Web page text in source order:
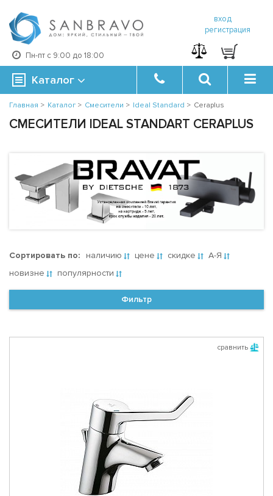
Пн-пт с 9:00 до 18:00
вход
регистрация
Каталог
Главная > Каталог > Смесители > Ideal Standard > Ceraplus
СМЕСИТЕЛИ IDEAL STANDART CERAPLUS
Сортировать по: наличию цене скидке
А-Я
новизне
популярности
Фильтр
сравнить